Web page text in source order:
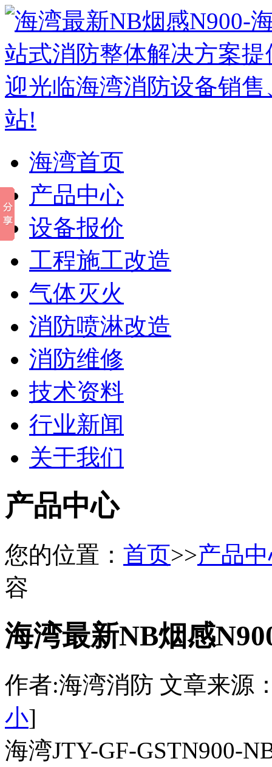
海湾首页
产品中心
设备报价
工程施工改造
气体灭火
消防喷淋改造
消防维修
技术资料
行业新闻
关于我们
产品中心
您的位置： 首页>>产品
容
海湾最新NB烟感
作者:海湾消防 文章来源
小]
海湾JTY-GF-GSTN900-